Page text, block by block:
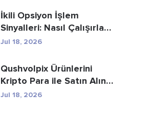
İkili Opsiyon İşlem
Sinyalleri: Nasıl Çalışırlar
ve Riskle...
Jul 18, 2026
Qushvolpix Ürünlerini
Kripto Para ile Satın Alın:
Bitcoin, Öd...
Jul 18, 2026